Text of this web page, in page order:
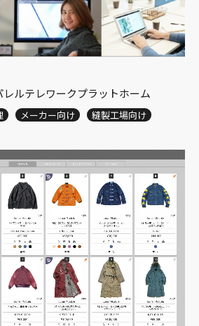
ルテレワークプラットホーム
メーカー向け 縫製工場向け